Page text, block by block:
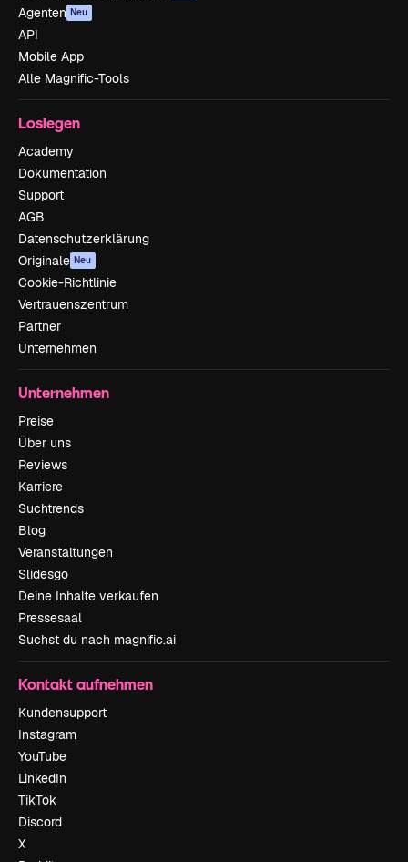
Agenten Neu
API
Mobile App
Alle Magnific-Tools
Loslegen
Academy
Dokumentation
Support
AGB
Datenschutzerklärung
Originale Neu
Cookie-Richtlinie
Vertrauenszentrum
Partner
Unternehmen
Unternehmen
Preise
Über uns
Reviews
Karriere
Suchtrends
Blog
Veranstaltungen
Slidesgo
Deine Inhalte verkaufen
Pressesaal
Suchst du nach magnific.ai
Kontakt aufnehmen
Kundensupport
Instagram
YouTube
LinkedIn
TikTok
Discord
X